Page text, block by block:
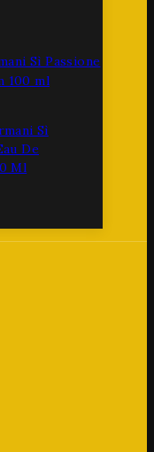
Sì
De
Ml